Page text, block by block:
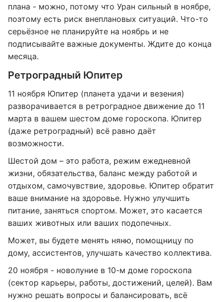
плана - можно, потому что Уран сильный в ноябре,
поэтому есть риск внеплановых ситуаций. Что-то
серьёзное не планируйте на ноябрь и не
подписывайте важные документы. Ждите до конца
месяца.
Ретроградный Юпитер
11 ноября Юпитер (планета удачи и везения)
разворачивается в ретроградное движение до 11
марта в вашем шестом доме гороскопа. Юпитер
(даже ретроградный) всё равно даёт
возможности.
Шестой дом – это работа, режим ежедневной
жизни, обязательства, баланс между работой и
отдыхом, самочувствие, здоровье. Юпитер обратит
ваше внимание на здоровье. Нужно улучшить
питание, заняться спортом. Может, это касается
ваших животных или ваших подопечных.
Может, вы будете менять няню, помощницу по
дому, ассистентов, улучшать качество коллектива.
20 ноября - новолуние в 10-м доме гороскопа
(сектор карьеры, работы, достижений, целей). Вам
нужно решать вопросы и балансировать, всё